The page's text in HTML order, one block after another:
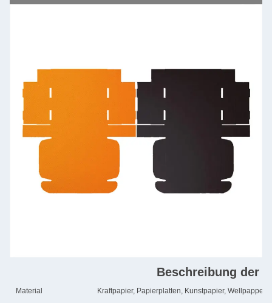
Beschreibung der
Material Kraftpapier, Papierplatten, Kunstpapier, Wellpappe,